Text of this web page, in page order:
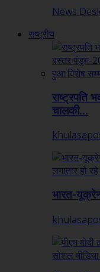
News
राष्ट्रीय
राष्ट्रपति
चालकी...
भारत-